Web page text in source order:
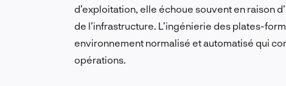
d’exploitation, elle échoue souvent en raison
de l’infrastructure. L’ingénierie des plates-
environnement normalisé et automatisé qui
opérations.